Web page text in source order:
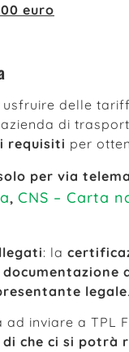
euro
delle
di
requisiti per
per via
, CNS – Carta
: la
legale.
inviare a TPL
di che ci si potrà